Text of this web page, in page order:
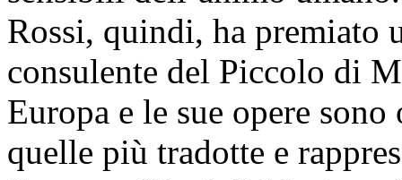
Rossi, quindi, ha premiato
consulente del Piccolo di
Europa e le sue opere
quelle più tradotte e